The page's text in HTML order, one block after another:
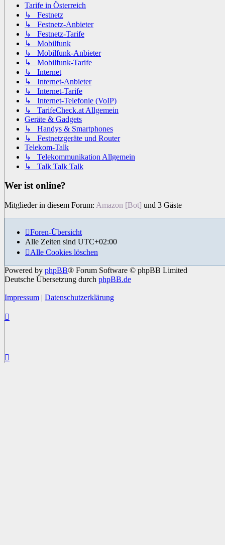
Tarife in Österreich
↳ Festnetz
↳ Festnetz-Anbieter
↳ Festnetz-Tarife
↳ Mobilfunk
↳ Mobilfunk-Anbieter
↳ Mobilfunk-Tarife
↳ Internet
↳ Internet-Anbieter
↳ Internet-Tarife
↳ Internet-Telefonie (VoIP)
↳ TarifeCheck.at Allgemein
Geräte & Gadgets
↳ Handys & Smartphones
↳ Festnetzgeräte und Router
Telekom-Talk
↳ Telekommunikation Allgemein
↳ Talk Talk Talk
Wer ist online?
Mitglieder in diesem Forum: Amazon [Bot] und 3 Gäste
Foren-Übersicht
Alle Zeiten sind UTC+02:00
Alle Cookies löschen
Powered by phpBB® Forum Software © phpBB Limited
Deutsche Übersetzung durch phpBB.de
Impressum | Datenschutzerklärung